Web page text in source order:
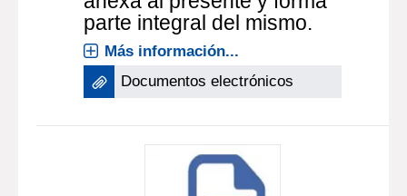
parte integral del mismo.
Más información...
Documentos electrónicos